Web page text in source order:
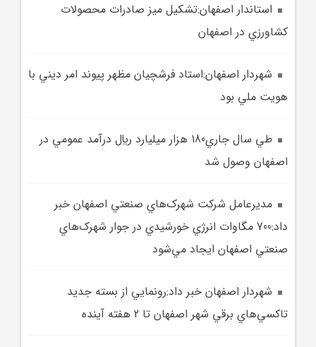
استاندار اصفهان:تشکيل ميز صادرات محصولات
کشاورزي در اصفهان
شهردار اصفهان:استاد فرشچيان مظهر پيوند امر ديني با
هويت ملي بود
طي سال جاري180 هزار ميليارد ريال درآمد عمومي در
اصفهان وصول شد
مديرعامل شرکت شهرک‌هاي صنعتي اصفهان خبر
داد:700 مگاوات انرژي خورشيدي در جوار شهرک‌هاي
صنعتي اصفهان ايجاد مي‌شود
شهردار اصفهان خبر داد:رونمايي از بسته جديد
تاکسي‌هاي برقي شهر اصفهان تا 2 هفته آينده